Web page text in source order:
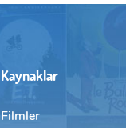
Kaynaklar
Filmler